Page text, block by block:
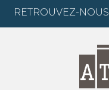
RETROUVEZ-NOUS